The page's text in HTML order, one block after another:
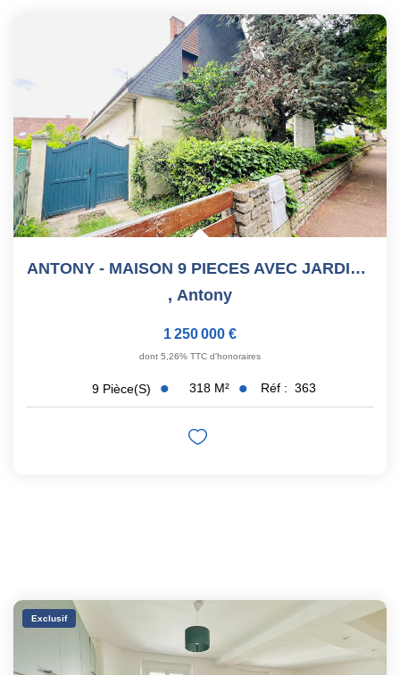
ANTONY - MAISON 9 PIECES AVEC JARDIN - 318 M2 Sur Terrain...
, Antony
1 250 000 €
dont 5,26% TTC d'honoraires
9 Pièce(s) 318 M² Réf : 363
Exclusif